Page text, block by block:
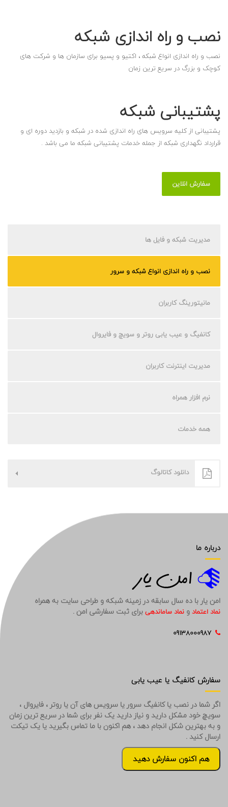
نصب و راه اندازی شبکه
نصب و راه اندازی انواع شبکه ، اکتیو و پسیو برای سازمان ها و شرکت های
کوچک و بزرگ در سریع ترین زمان
پشتیبانی شبکه
پشتیبانی از کلیه سرویس های راه اندازی شده در شبکه و بازدید دوره ای و
قرارداد نگهداری شبکه از جمله خدمات پشتیبانی شبکه ما می باشد .
سفارش انلاین
مدیریت شبکه و فایل ها
نصب و راه اندازی انواع شبکه و سرور
مانیتورینگ کاربران
کانفیگ و عیب یابی روتر و سویچ و فایروال
مدیریت اینترنت کاربران
نرم افزار همراه
همه خدمات
دانلود کاتالوگ
درباره ما
امن یار با ده سال سابقه در زمینه شبکه و طراحی سایت به همراه
نماد اعتمادو نماد ساماندهیبرای ثبت سفارشی امن .
سفارش کانفیگ یا عیب یابی
اگر شما در نصب یا کانفیگ سرور یا سرویس های آن یا روتر ، فایروال ،
سویچ خود مشکل دارید و نیاز دارید یک نفر برای شما در سریع ترین زمان
و به بهترین شکل انجام دهد ، هم اکنون با ما تماس بگیرید یا یک تیکت
ارسال کنید .
هم اکنون سفارش دهید